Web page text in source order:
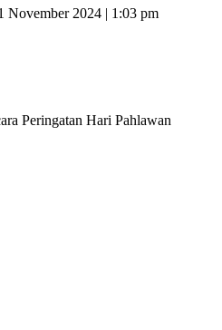
November 2024 | 1:03 pm
Peringatan Hari Pahlawan